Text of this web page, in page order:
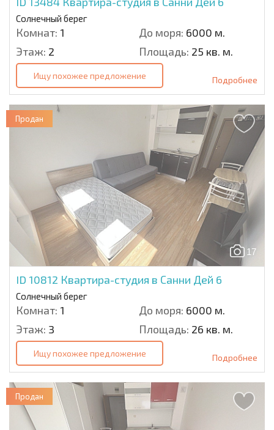
Солнечный берег
Комнат: 1 До моря: 6000 м.
Этаж: 2 Площадь: 25 кв. м.
Ищу похожее предложение Подробнее
17
ID 10812 Квартира-студия в Санни Дей 6
Солнечный берег
Комнат: 1 До моря: 6000 м.
Этаж: 3 Площадь: 26 кв. м.
Продан
Ищу похожее предложение Подробнее
Продан